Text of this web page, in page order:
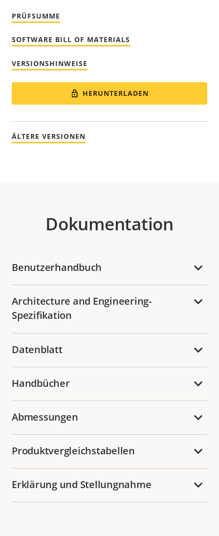
PRÜFSUMME
SOFTWARE BILL OF MATERIALS
VERSIONSHINWEISE
HERUNTERLADEN
ÄLTERE VERSIONEN
Dokumentation
Benutzerhandbuch
Architecture and Engineering-
Spezifikation
Datenblatt
Handbücher
Abmessungen
Produktvergleichstabellen
Erklärung und Stellungnahme